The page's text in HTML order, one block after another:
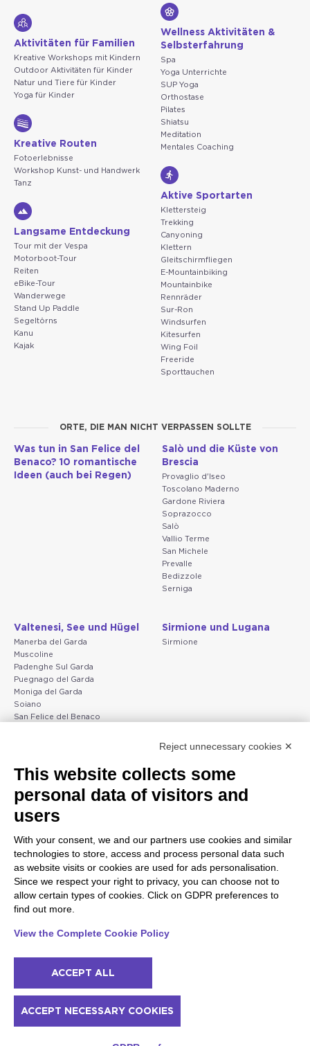
Preise und Verfügbarkeit
Aktivitäten für Familien
Kreative Workshops mit Kindern
Outdoor Aktivitäten für Kinder
Natur und Tiere für Kinder
Yoga für Kinder
Kreative Routen
Fotoerlebnisse
Workshop Kunst- und Handwerk
Tanz
Langsame Entdeckung
Tour mit der Vespa
Motorboot-Tour
Reiten
eBike-Tour
Wanderwege
Stand Up Paddle
Segeltörns
Kanu
Kajak
Wellness Aktivitäten &
Selbsterfahrung
Spa
Yoga Unterrichte
SUP Yoga
Orthostase
Pilates
Shiatsu
Meditation
Mentales Coaching
Aktive Sportarten
Klettersteig
Trekking
Canyoning
Klettern
Gleitschirmfliegen
E-Mountainbiking
Mountainbike
Rennräder
Sur-Ron
Windsurfen
Kitesurfen
Wing Foil
Freeride
Sporttauchen
ORTE, DIE MAN NICHT VERPASSEN SOLLTE
Was tun in San Felice del
Benaco? 10 romantische
Ideen (auch bei Regen)
Salò und die Küste von
Brescia
Provaglio d'Iseo
Toscolano Maderno
Gardone Riviera
Soprazocco
Salò
Vallio Terme
San Michele
Prevalle
Bedizzole
Serniga
Valtenesi, See und Hügel
Manerba del Garda
Muscoline
Padenghe Sul Garda
Puegnago del Garda
Moniga del Garda
Soiano
San Felice del Benaco
Sirmione und Lugana
Sirmione
Peschiera und die Küste
des Veneto
Lazise
Peschiera del Garda
Verona
Valeggio sul Mincio
San Giorgio di Valpolicella
Garda
Negrar di Valpolicella
Pedemonte
Ponti sul Mincio
Gargnano und Oberer
Gardasee
Gargnano
Campione
Nago-Torbole
Torbole
Bleggio superiore
© 2022 NowMyPlace Srl P. Iva 02991060340
Kontakte
Reject unnecessary cookies ✕
This website collects some
personal data of visitors and
users
With your consent, we and our partners use cookies and similar
technologies to store, access and process personal data such
as website visits or cookies are used for ads personalisation.
Since we respect your right to privacy, you can choose not to
allow certain types of cookies. Click on GDPR preferences to
find out more.
View the Complete Cookie Policy
ACCEPT ALL
ACCEPT NECESSARY COOKIES